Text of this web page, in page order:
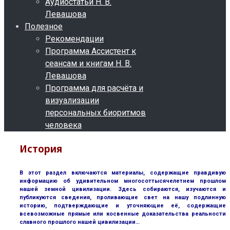
Левашова
Полезное
Рекомендации
Программа Ассистент к
сеансам и книгам Н. В.
Левашова
Программа для расчёта и
визуализации
персональных биоритмов
человека
История
В этот раздел включаются материалы, содержащие правдивую
информацию об удивительном многосоттысячелетнем прошлом
нашей земной цивилизации. Здесь собираются, изучаются и
публикуются сведения, проливающие свет на нашу подлинную
историю, подтверждающие и уточняющие её, содержащие
всевозможные прямые или косвенные доказательства реальности
славного прошлого нашей цивилизации…